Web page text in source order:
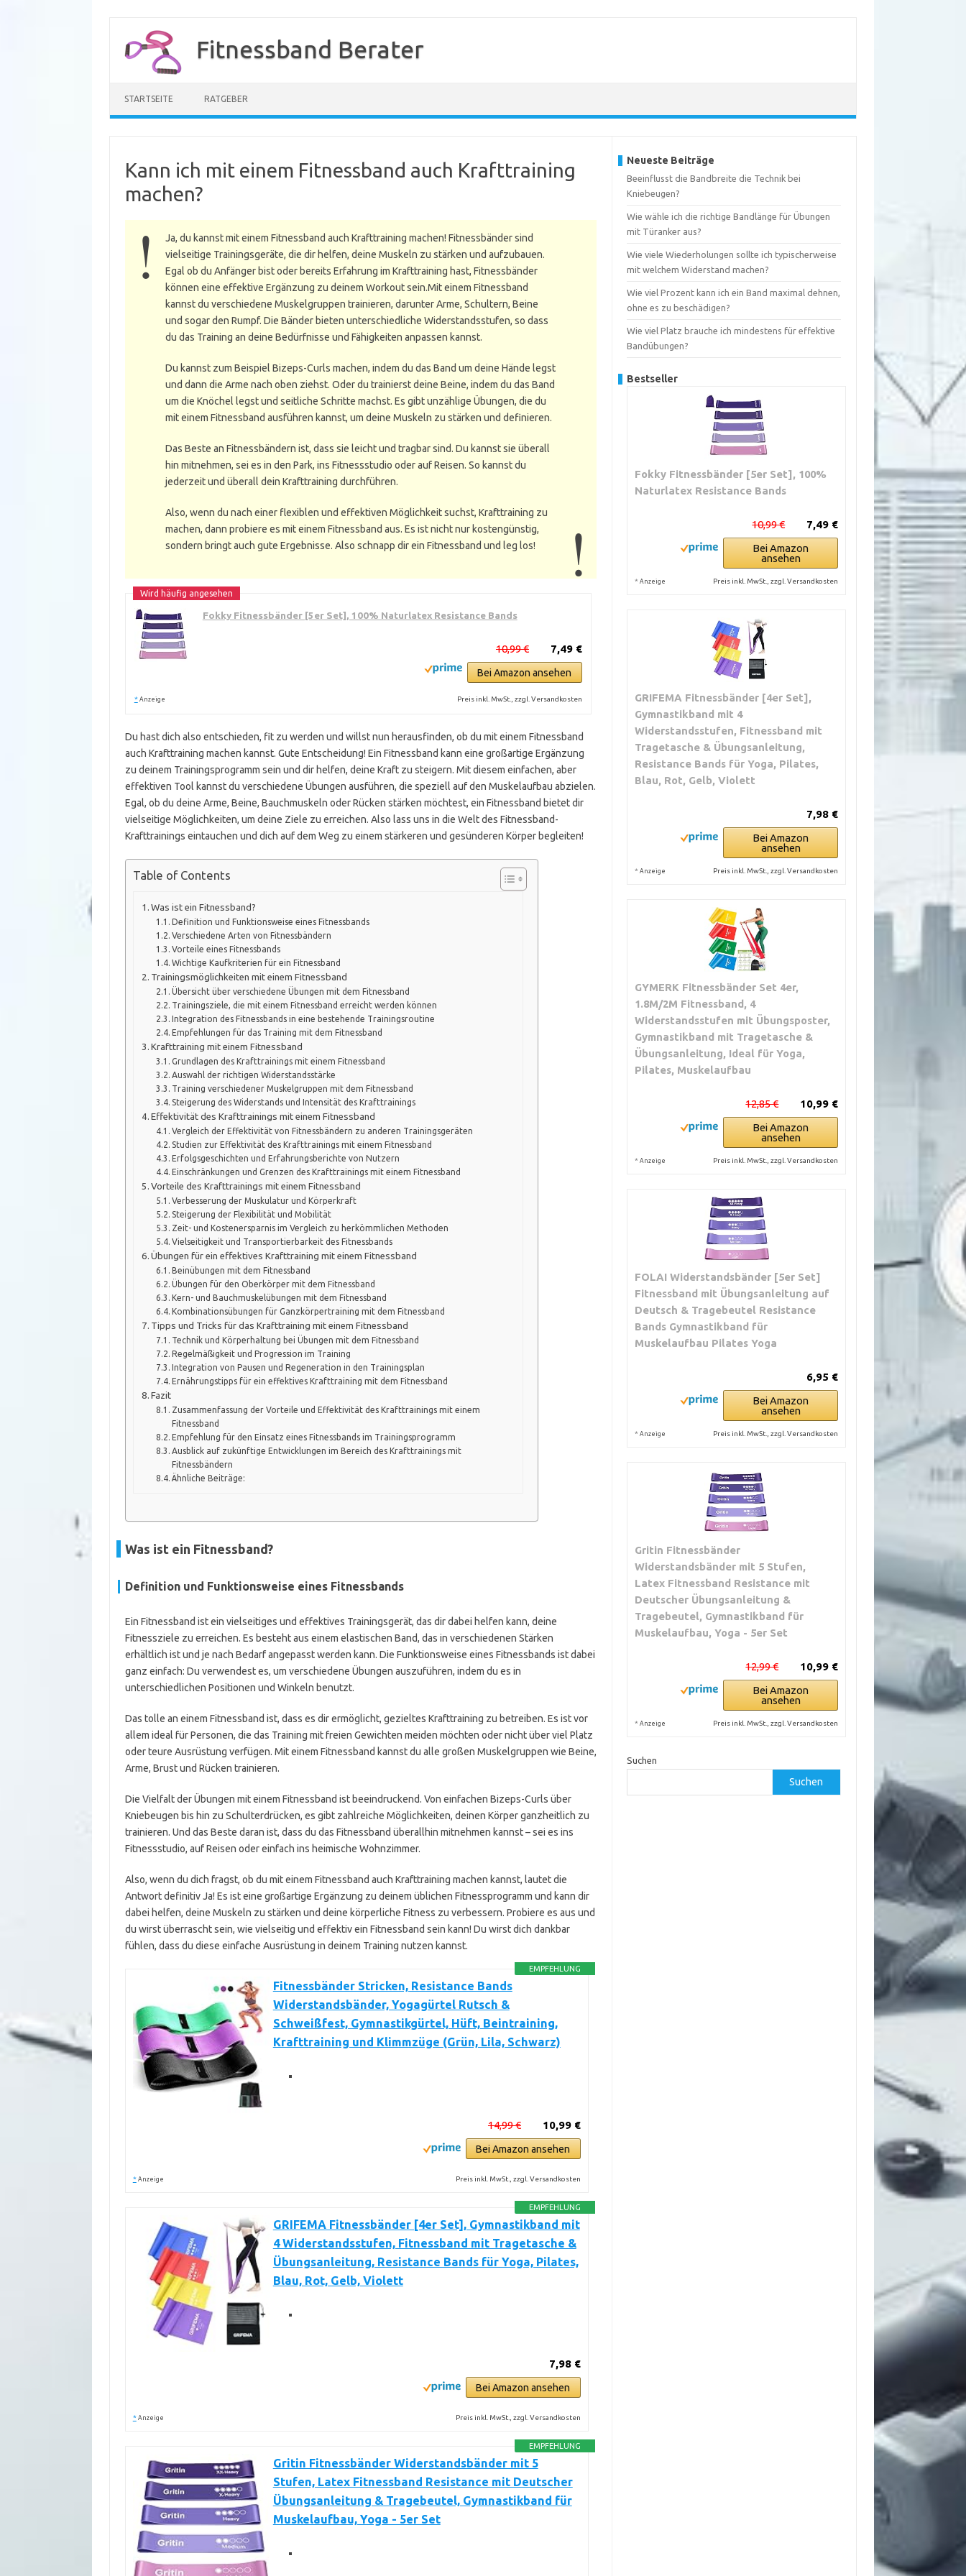
springen
Fitnessband Berater
STARTSEITE RATGEBER
Kann ich mit einem Fitnessband auch Krafttraining
machen?
Ja, du kannst mit einem Fitnessband auch Krafttraining machen! Fitnessbänder sind
vielseitige Trainingsgeräte, die dir helfen, deine Muskeln zu stärken und aufzubauen.
Egal ob du Anfänger bist oder bereits Erfahrung im Krafttraining hast, Fitnessbänder
können eine effektive Ergänzung zu deinem Workout sein.Mit einem Fitnessband
kannst du verschiedene Muskelgruppen trainieren, darunter Arme, Schultern, Beine
und sogar den Rumpf. Die Bänder bieten unterschiedliche Widerstandsstufen, so dass
du das Training an deine Bedürfnisse und Fähigkeiten anpassen kannst.
Du kannst zum Beispiel Bizeps-Curls machen, indem du das Band um deine Hände legst
und dann die Arme nach oben ziehst. Oder du trainierst deine Beine, indem du das Band
um die Knöchel legst und seitliche Schritte machst. Es gibt unzählige Übungen, die du
mit einem Fitnessband ausführen kannst, um deine Muskeln zu stärken und definieren.
Das Beste an Fitnessbändern ist, dass sie leicht und tragbar sind. Du kannst sie überall
hin mitnehmen, sei es in den Park, ins Fitnessstudio oder auf Reisen. So kannst du
jederzeit und überall dein Krafttraining durchführen.
Also, wenn du nach einer flexiblen und effektiven Möglichkeit suchst, Krafttraining zu
machen, dann probiere es mit einem Fitnessband aus. Es ist nicht nur kostengünstig,
sondern bringt auch gute Ergebnisse. Also schnapp dir ein Fitnessband und leg los!
Fokky Fitnessbänder [5er Set], 100% Naturlatex Resistance Bands
7,49 €
10,99 €
Bei Amazon ansehen
* Anzeige Preis inkl. MwSt., zzgl. Versandkosten
Du hast dich also entschieden, fit zu werden und willst nun herausfinden, ob du mit einem Fitnessband
auch Krafttraining machen kannst. Gute Entscheidung! Ein Fitnessband kann eine großartige Ergänzung
zu deinem Trainingsprogramm sein und dir helfen, deine Kraft zu steigern. Mit diesem einfachen, aber
effektiven Tool kannst du verschiedene Übungen ausführen, die speziell auf den Muskelaufbau abzielen.
Egal, ob du deine Arme, Beine, Bauchmuskeln oder Rücken stärken möchtest, ein Fitnessband bietet dir
vielseitige Möglichkeiten, um deine Ziele zu erreichen. Also lass uns in die Welt des Fitnessband-
Krafttrainings eintauchen und dich auf dem Weg zu einem stärkeren und gesünderen Körper begleiten!
Table of Contents
Was ist ein Fitnessband?
Definition und Funktionsweise eines Fitnessbands
Verschiedene Arten von Fitnessbändern
Vorteile eines Fitnessbands
Wichtige Kaufkriterien für ein Fitnessband
Trainingsmöglichkeiten mit einem Fitnessband
Übersicht über verschiedene Übungen mit dem Fitnessband
Trainingsziele, die mit einem Fitnessband erreicht werden können
Integration des Fitnessbands in eine bestehende Trainingsroutine
Empfehlungen für das Training mit dem Fitnessband
Krafttraining mit einem Fitnessband
Grundlagen des Krafttrainings mit einem Fitnessband
Auswahl der richtigen Widerstandsstärke
Training verschiedener Muskelgruppen mit dem Fitnessband
Steigerung des Widerstands und Intensität des Krafttrainings
Effektivität des Krafttrainings mit einem Fitnessband
Vergleich der Effektivität von Fitnessbändern zu anderen Trainingsgeräten
Studien zur Effektivität des Krafttrainings mit einem Fitnessband
Erfolgsgeschichten und Erfahrungsberichte von Nutzern
Einschränkungen und Grenzen des Krafttrainings mit einem Fitnessband
Vorteile des Krafttrainings mit einem Fitnessband
Verbesserung der Muskulatur und Körperkraft
Steigerung der Flexibilität und Mobilität
Zeit- und Kostenersparnis im Vergleich zu herkömmlichen Methoden
Vielseitigkeit und Transportierbarkeit des Fitnessbands
Übungen für ein effektives Krafttraining mit einem Fitnessband
Beinübungen mit dem Fitnessband
Übungen für den Oberkörper mit dem Fitnessband
Kern- und Bauchmuskelübungen mit dem Fitnessband
Kombinationsübungen für Ganzkörpertraining mit dem Fitnessband
Tipps und Tricks für das Krafttraining mit einem Fitnessband
Technik und Körperhaltung bei Übungen mit dem Fitnessband
Regelmäßigkeit und Progression im Training
Integration von Pausen und Regeneration in den Trainingsplan
Ernährungstipps für ein effektives Krafttraining mit dem Fitnessband
Fazit
Zusammenfassung der Vorteile und Effektivität des Krafttrainings mit einem
Fitnessband
Empfehlung für den Einsatz eines Fitnessbands im Trainingsprogramm
Ausblick auf zukünftige Entwicklungen im Bereich des Krafttrainings mit
Fitnessbändern
Ähnliche Beiträge:
Was ist ein Fitnessband?
Definition und Funktionsweise eines Fitnessbands
Ein Fitnessband ist ein vielseitiges und effektives Trainingsgerät, das dir dabei helfen kann, deine
Fitnessziele zu erreichen. Es besteht aus einem elastischen Band, das in verschiedenen Stärken
erhältlich ist und je nach Bedarf angepasst werden kann. Die Funktionsweise eines Fitnessbands ist dabei
ganz einfach: Du verwendest es, um verschiedene Übungen auszuführen, indem du es in
unterschiedlichen Positionen und Winkeln benutzt.
Das tolle an einem Fitnessband ist, dass es dir ermöglicht, gezieltes Krafttraining zu betreiben. Es ist vor
allem ideal für Personen, die das Training mit freien Gewichten meiden möchten oder nicht über viel Platz
oder teure Ausrüstung verfügen. Mit einem Fitnessband kannst du alle großen Muskelgruppen wie Beine,
Arme, Brust und Rücken trainieren.
Die Vielfalt der Übungen mit einem Fitnessband ist beeindruckend. Von einfachen Bizeps-Curls über
Kniebeugen bis hin zu Schulterdrücken, es gibt zahlreiche Möglichkeiten, deinen Körper ganzheitlich zu
trainieren. Und das Beste daran ist, dass du das Fitnessband überallhin mitnehmen kannst – sei es ins
Fitnessstudio, auf Reisen oder einfach ins heimische Wohnzimmer.
Also, wenn du dich fragst, ob du mit einem Fitnessband auch Krafttraining machen kannst, lautet die
Antwort definitiv Ja! Es ist eine großartige Ergänzung zu deinem üblichen Fitnessprogramm und kann dir
dabei helfen, deine Muskeln zu stärken und deine körperliche Fitness zu verbessern. Probiere es aus und
du wirst überrascht sein, wie vielseitig und effektiv ein Fitnessband sein kann! Du wirst dich dankbar
fühlen, dass du diese einfache Ausrüstung in deinem Training nutzen kannst.
EMPFEHLUNG
Fitnessbänder Stricken, Resistance Bands
Widerstandsbänder, Yogagürtel Rutsch &
Schweißfest, Gymnastikgürtel, Hüft, Beintraining,
Krafttraining und Klimmzüge (Grün, Lila, Schwarz)
10,99 €
14,99 €
Bei Amazon ansehen
* Anzeige Preis inkl. MwSt., zzgl. Versandkosten
EMPFEHLUNG
GRIFEMA Fitnessbänder [4er Set], Gymnastikband mit
4 Widerstandsstufen, Fitnessband mit Tragetasche &
Übungsanleitung, Resistance Bands für Yoga, Pilates,
Blau, Rot, Gelb, Violett
7,98 €
Bei Amazon ansehen
* Anzeige Preis inkl. MwSt., zzgl. Versandkosten
EMPFEHLUNG
Gritin Fitnessbänder Widerstandsbänder mit 5
Stufen, Latex Fitnessband Resistance mit Deutscher
Übungsanleitung & Tragebeutel, Gymnastikband für
Muskelaufbau, Yoga - 5er Set
Neueste Beiträge
Beeinflusst die Bandbreite die Technik bei
Kniebeugen?
Wie wähle ich die richtige Bandlänge für Übungen
mit Türanker aus?
Wie viele Wiederholungen sollte ich typischerweise
mit welchem Widerstand machen?
Wie viel Prozent kann ich ein Band maximal dehnen,
ohne es zu beschädigen?
Wie viel Platz brauche ich mindestens für effektive
Bandübungen?
Bestseller
Fokky Fitnessbänder [5er Set], 100%
Naturlatex Resistance Bands
7,49 €
10,99 €
Bei Amazon
ansehen
* Anzeige Preis inkl. MwSt., zzgl. Versandkosten
GRIFEMA Fitnessbänder [4er Set],
Gymnastikband mit 4
Widerstandsstufen, Fitnessband mit
Tragetasche & Übungsanleitung,
Resistance Bands für Yoga, Pilates,
Blau, Rot, Gelb, Violett
7,98 €
Bei Amazon
ansehen
* Anzeige Preis inkl. MwSt., zzgl. Versandkosten
GYMERK Fitnessbänder Set 4er,
1.8M/2M Fitnessband, 4
Widerstandsstufen mit Übungsposter,
Gymnastikband mit Tragetasche &
Übungsanleitung, Ideal für Yoga,
Pilates, Muskelaufbau
10,99 €
12,85 €
Bei Amazon
ansehen
* Anzeige Preis inkl. MwSt., zzgl. Versandkosten
FOLAI Widerstandsbänder [5er Set]
Fitnessband mit Übungsanleitung auf
Deutsch & Tragebeutel Resistance
Bands Gymnastikband für
Muskelaufbau Pilates Yoga
6,95 €
Bei Amazon
ansehen
* Anzeige Preis inkl. MwSt., zzgl. Versandkosten
Gritin Fitnessbänder
Widerstandsbänder mit 5 Stufen,
Latex Fitnessband Resistance mit
Deutscher Übungsanleitung &
Tragebeutel, Gymnastikband für
Muskelaufbau, Yoga - 5er Set
10,99 €
12,99 €
Bei Amazon
ansehen
* Anzeige Preis inkl. MwSt., zzgl. Versandkosten
Suchen
Suchen